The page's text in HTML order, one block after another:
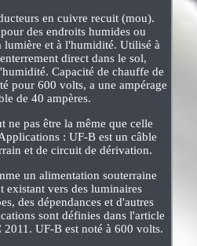
en cuivre recuit (mou).
des endroits humides ou
lumière et à l'humidité. Utilisé à
direct dans le sol,
Capacité de chauffe de
pour 600 volts, a une ampérage
de 40 ampères.
ne pas être la même que celle
: UF-B est un câble
et de circuit de dérivation.
un alimentation souterraine
existant vers des luminaires
des dépendances et d'autres
sont définies dans l'article
UF-B est noté à 600 volts.